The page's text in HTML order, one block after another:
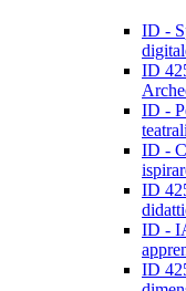
ID -
ID
ID -
ID -
ID
ID -
ID